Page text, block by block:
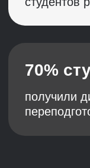
для дальнейшего
Ваш